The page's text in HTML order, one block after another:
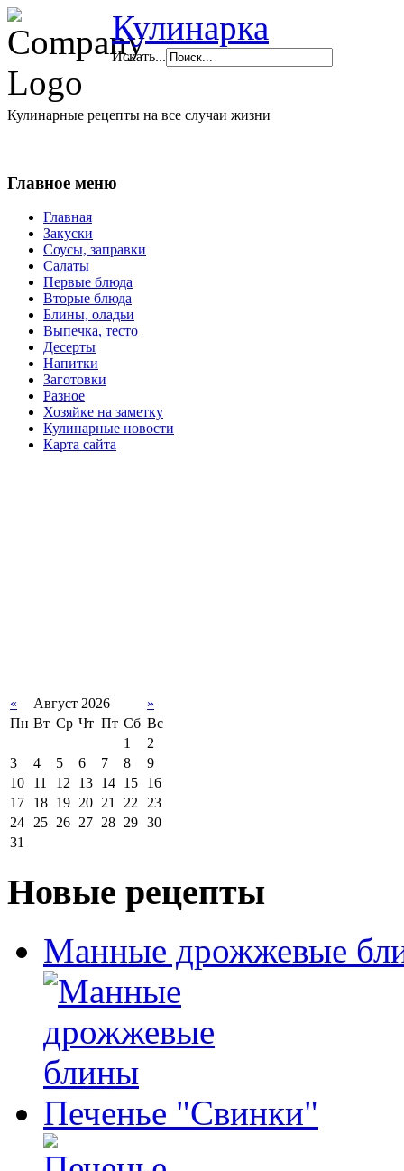
Кулинарка
Искать...
Кулинарные рецепты на все случаи жизни
Главное меню
Главная
Закуски
Соусы, заправки
Салаты
Первые блюда
Вторые блюда
Блины, оладьи
Выпечка, тесто
Десерты
Напитки
Заготовки
Разное
Хозяйке на заметку
Кулинарные новости
Карта сайта
« Август 2026
»
Пн Вт Ср Чт Пт Сб Вс
1
2
3
4 5 6 7 8
9
10
11 12 13 14 15
16
17
18 19 20 21 22 23
24 25 26 27 28 29 30
31
Новые рецепты
Манные дрожжевые
Печенье "Свинки"